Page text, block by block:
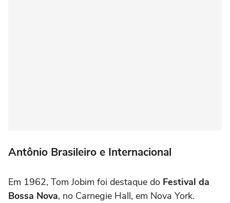
Antônio Brasileiro e Internacional
Em 1962, Tom Jobim foi destaque do Festival da
Bossa Nova, no Carnegie Hall, em Nova York.